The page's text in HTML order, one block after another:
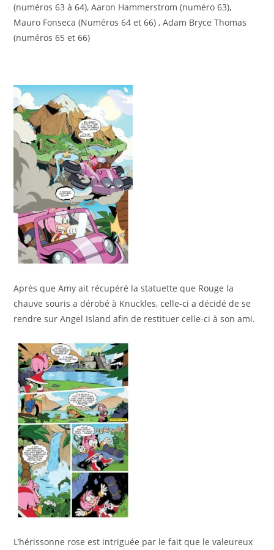
(numéros 63 à 64), Aaron Hammerstrom (numéro 63),
Mauro Fonseca (Numéros 64 et 66) , Adam Bryce Thomas
(numéros 65 et 66)
Après que Amy ait récupéré la statuette que Rouge la
chauve souris a dérobé à Knuckles, celle-ci a décidé de se
rendre sur Angel Island afin de restituer celle-ci à son ami.
L’hérissonne rose est intriguée par le fait que le valeureux